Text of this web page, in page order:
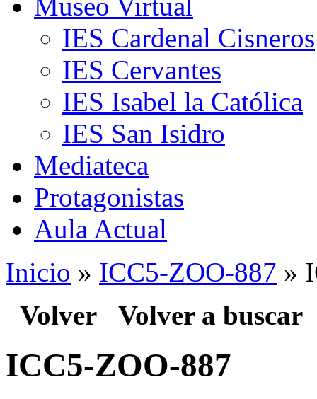
IES Cardenal Cisneros
IES Cervantes
IES Isabel la Católica
IES San Isidro
Mediateca
Protagonistas
Aula Actual
Inicio » ICC5-ZOO-887 »
Volver Volver a buscar
ICC5-ZOO-887